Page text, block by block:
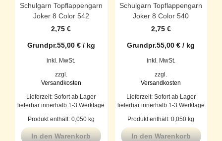
Schulgarn Topflappengarn
Joker 8 Color 542
2,75€
Grundpr.55,00 €/ kg
inkl. MwSt.
zzgl.
Versandkosten
Lieferzeit:Sofort ab Lager
lieferbar innerhalb 1-3 Werktage
Produkt enthält: 0,050 kg
In den Warenkorb
Schulgarn Topflappengarn
Joker 8 Color 540
2,75 €
Grundpr.55,00€ / kg
inkl. MwSt.
zzgl.
Versandkosten
Lieferzeit: Sofort ab Lager
lieferbar innerhalb 1-3 Werktage
Produkt enthält: 0,050 kg
In den Warenkorb